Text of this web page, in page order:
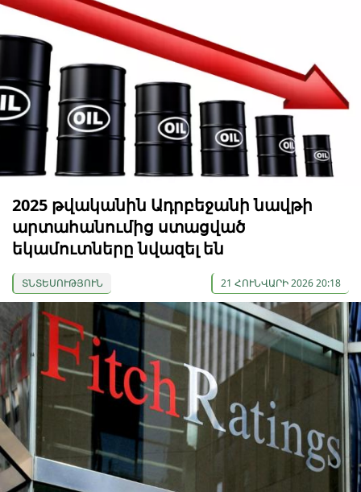
2025 թվականին Ադրբեջանի նավթի
արտահանումից ստացված
եկամուտները նվազել են
ՏՆՏԵՍՈՒԹՅՈՒՆ 21 ՀՈՒՆՎԱՐԻ 2026 20:18